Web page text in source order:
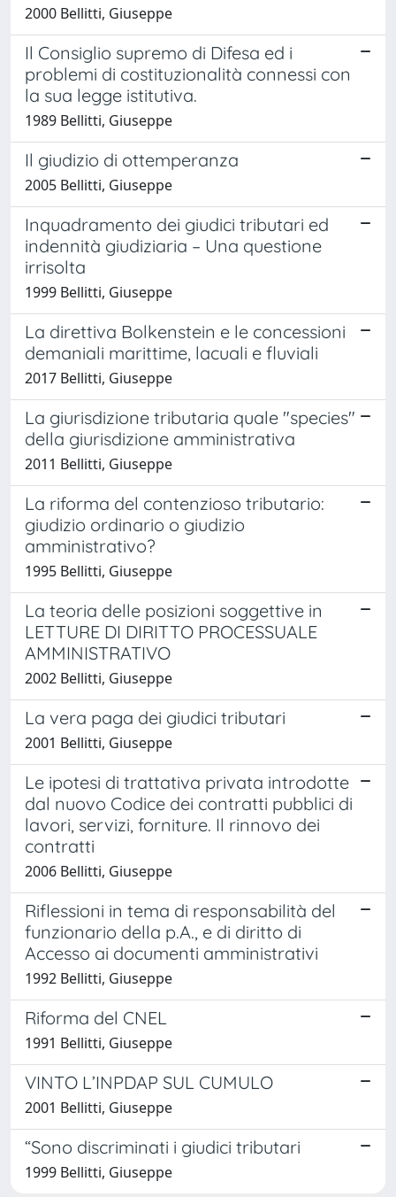
2000 Bellitti, Giuseppe
Il Consiglio supremo di Difesa ed i
problemi di costituzionalità connessi con
la sua legge istitutiva.
1989 Bellitti, Giuseppe
Il giudizio di ottemperanza
2005 Bellitti, Giuseppe
Inquadramento dei giudici tributari ed
indennità giudiziaria – Una questione
irrisolta
1999 Bellitti, Giuseppe
La direttiva Bolkenstein e le concessioni
demaniali marittime, lacuali e fluviali
2017 Bellitti, Giuseppe
La giurisdizione tributaria quale "species"
della giurisdizione amministrativa
2011 Bellitti, Giuseppe
La riforma del contenzioso tributario:
giudizio ordinario o giudizio
amministrativo?
1995 Bellitti, Giuseppe
La teoria delle posizioni soggettive in
LETTURE DI DIRITTO PROCESSUALE
AMMINISTRATIVO
2002 Bellitti, Giuseppe
La vera paga dei giudici tributari
2001 Bellitti, Giuseppe
Le ipotesi di trattativa privata introdotte
dal nuovo Codice dei contratti pubblici di
lavori, servizi, forniture. Il rinnovo dei
contratti
2006 Bellitti, Giuseppe
Riflessioni in tema di responsabilità del
funzionario della p.A., e di diritto di
Accesso ai documenti amministrativi
1992 Bellitti, Giuseppe
Riforma del CNEL
1991 Bellitti, Giuseppe
VINTO L’INPDAP SUL CUMULO
2001 Bellitti, Giuseppe
“Sono discriminati i giudici tributari
1999 Bellitti, Giuseppe